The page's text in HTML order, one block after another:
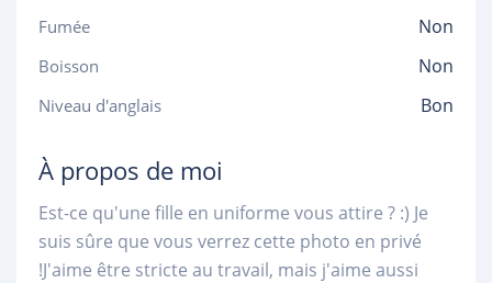
Fumée Non
Boisson Non
Niveau d'anglais Bon
À propos de moi
Est-ce qu'une fille en uniforme vous attire ? :) Je
suis sûre que vous verrez cette photo en privé
!J'aime être stricte au travail, mais j'aime aussi